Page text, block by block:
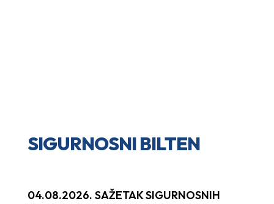
SIGURNOSNI BILTEN
04.08.2026. SAŽETAK SIGURNOSNIH